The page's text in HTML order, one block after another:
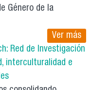
Género de la
Ver más
Red de Investigación
interculturalidad e